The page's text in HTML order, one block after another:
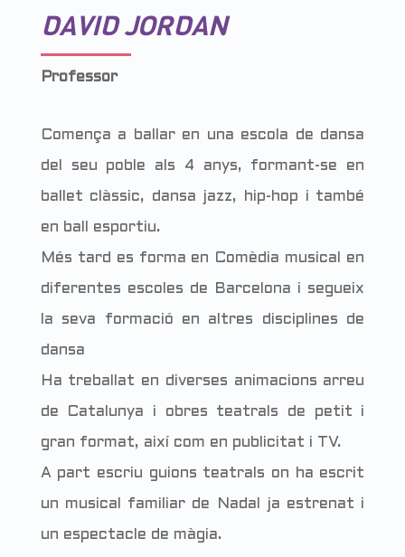
DAVID JORDAN
Professor
Comença a ballar en una escola de dansa
del seu poble als 4 anys, formant-se en
ballet clàssic, dansa jazz, hip-hop i també
en ball esportiu.
Més tard es forma en Comèdia musical en
diferentes escoles de Barcelona i segueix
la seva formació en altres disciplines de
dansa
Ha treballat en diverses animacions arreu
de Catalunya i obres teatrals de petit i
gran format, així com en publicitat i TV.
A part escriu guions teatrals on ha escrit
un musical familiar de Nadal ja estrenat i
un espectacle de màgia.